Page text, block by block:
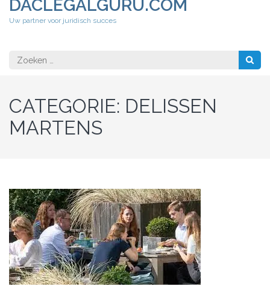
DACLEGALGURU.COM
Uw partner voor juridisch succes
Zoeken
naar:
CATEGORIE: DELISSEN
MARTENS